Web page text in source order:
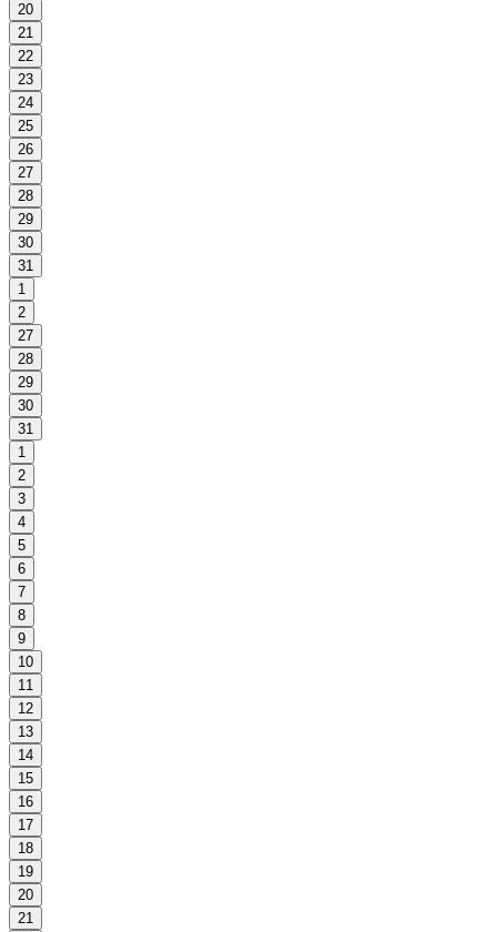
20
21
22
23
24
25
26
27
28
29
30
31
1
2
27
28
29
30
31
1
2
3
4
5
6
7
8
9
10
11
12
13
14
15
16
17
18
19
20
21